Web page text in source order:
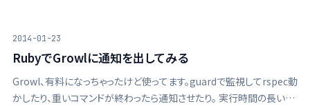
2014-01-23
RubyでGrowlに通知を出してみる
Growl、有料になっちゃったけど使ってます。guardで監視してrspec動
かしたり、重いコマンドが終わったら通知させたり。 実行時間の長いコ